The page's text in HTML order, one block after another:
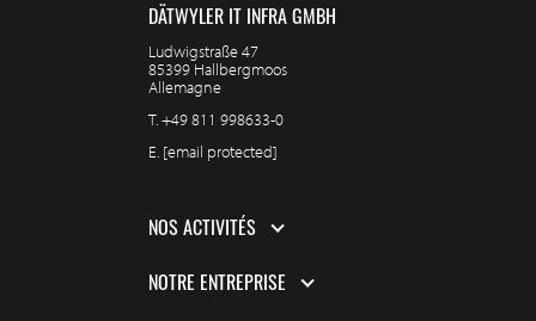
DÄTWYLER IT INFRA GMBH
Ludwigstraße 47
85399 Hallbergmoos
Allemagne
T.+49 811 998633-0
E. [email protected]
NOS ACTIVITÉS
NOTRE ENTREPRISE